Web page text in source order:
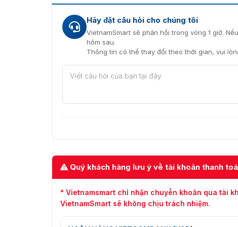
Cập nhật dữ liệu dễ dàng với
Hãy đặt câu hỏi cho chúng tôi
VietnamSmart sẽ phản hồi trong vòng 1 giờ.
hôm sau.
Thông tin có thể thay đổi theo thời gian, vui
Quý khách hàng lưu ý về tài khoản thanh
* Vietnamsmart chỉ nhận chuyển khoản qua tài
VietnamSmart sẽ không chịu trách nhiệm.